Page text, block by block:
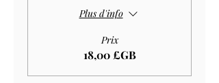
Plus d'info
Prix
18,00 £GB